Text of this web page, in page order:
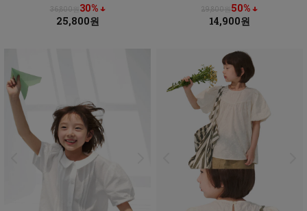
36,800원30% ↓
25,800원
29,800원50% ↓
14,900원